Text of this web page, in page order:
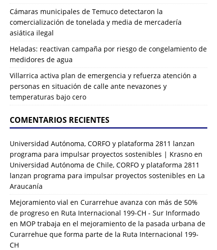
Cámaras municipales de Temuco detectaron la
comercialización de tonelada y media de mercadería
asiática ilegal
Heladas: reactivan campaña por riesgo de congelamiento de
medidores de agua
Villarrica activa plan de emergencia y refuerza atención a
personas en situación de calle ante nevazones y
temperaturas bajo cero
COMENTARIOS RECIENTES
Universidad Autónoma, CORFO y plataforma 2811 lanzan
programa para impulsar proyectos sostenibles | Krasno en
Universidad Autónoma de Chile, CORFO y plataforma 2811
lanzan programa para impulsar proyectos sostenibles en La
Araucanía
Mejoramiento vial en Curarrehue avanza con más de 50%
de progreso en Ruta Internacional 199-CH - Sur Informado
en MOP trabaja en el mejoramiento de la pasada urbana de
Curarrehue que forma parte de la Ruta Internacional 199-
CH